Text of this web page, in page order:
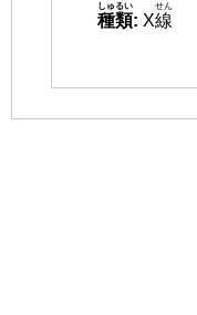
種類
しゅるい
: X線
せん